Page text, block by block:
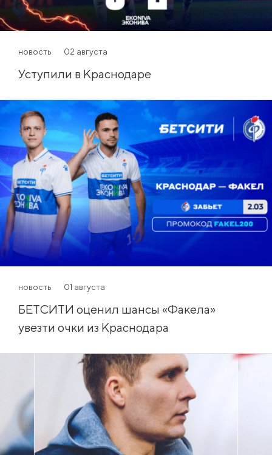
новость 02 августа
Уступили в Краснодаре
новость 01 августа
БЕТСИТИ оценил шансы «Факела»
увезти очки из Краснодара